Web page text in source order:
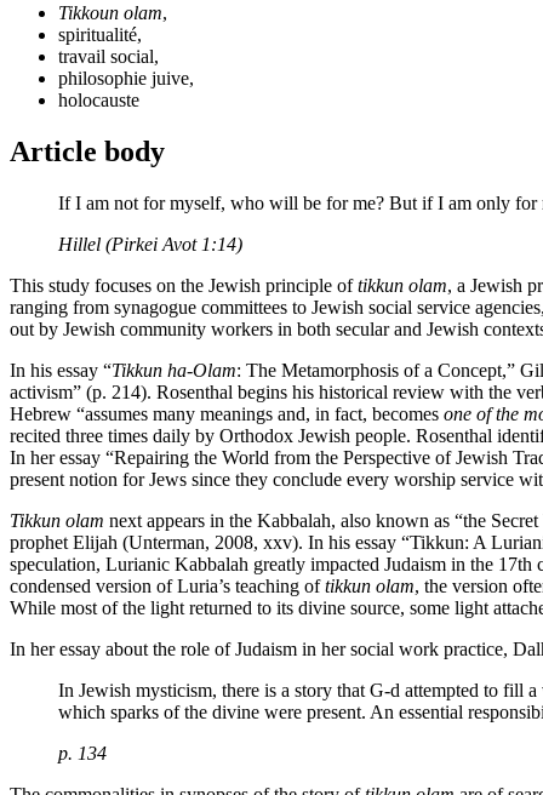
Tikkoun olam,
spiritualité,
travail social,
philosophie juive,
holocauste
Article body
If I am not for myself, who will be for me? But if I am only
Hillel (Pirkei Avot 1:14)
This study focuses on the Jewish principle oftikkun olam, a Jewish
ranging from synagogue committees to Jewish social service
out by Jewish community workers in both secular and Jewish
In his essay “Tikkun ha-Olam: The Metamorphosis of a Concept,”
activism” (p. 214). Rosenthal begins his historical review with the
Hebrew “assumes many meanings and, in fact, becomes one of the
recited three times daily by Orthodox Jewish people. Rosenthal
In her essay “Repairing the World from the Perspective of Jewish
present notion for Jews since they conclude every worship service
Tikkun olam next appears in the Kabbalah, also known as “the
prophet Elijah (Unterman, 2008, xxv). In his essay “Tikkun: A
speculation, Lurianic Kabbalah greatly impacted Judaism in the
condensed version of Luria’s teaching oftikkun olam, the version
While most of the light returned to its divine source, some light
In her essay about the role of Judaism in her social work practice,
In Jewish mysticism, there is a story that G-d attempted to fill
which sparks of the divine were present. An essential
p. 134